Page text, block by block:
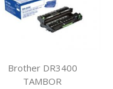
Brother DR3400
TAMBOR